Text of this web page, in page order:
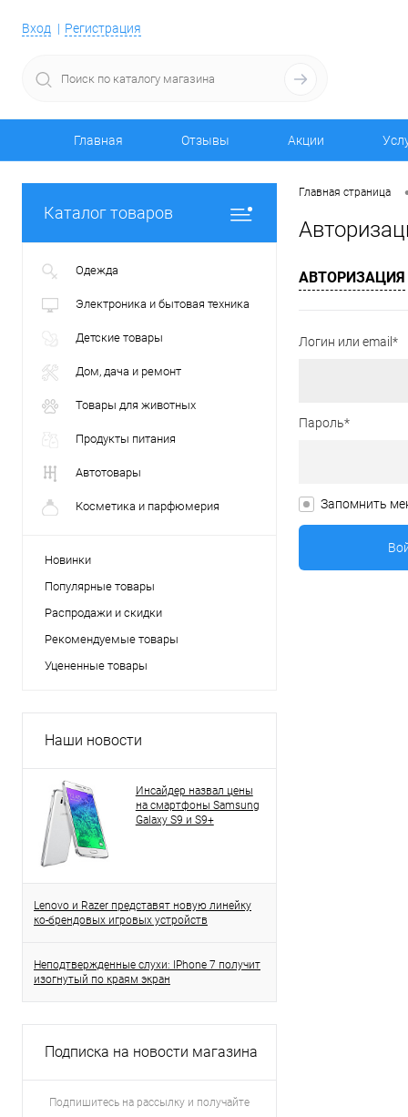
Вход Регистрация
Главная Отзывы Акции
Каталог товаров
Одежда
Электроника и бытовая техника
Детские товары
Дом, дача и ремонт
Товары для животных
Продукты питания
Автотовары
Косметика и парфюмерия
Новинки
Популярные товары
Распродажи и скидки
Рекомендуемые товары
Уцененные товары
Наши новости
Инсайдер назвал цены
на смартфоны Samsung
Galaxy S9 и S9+
Lenovo и Razer представят новую линейку
ко-брендовых игровых устройств
Неподтвержденные слухи: IPhone 7 получит
изогнутый по краям экран
Подписка на новости магазина
Подпишитесь на рассылку и получайте
Главная страница
АВТОРИЗАЦИЯ
Логин или email*
Пароль*
Запомнить